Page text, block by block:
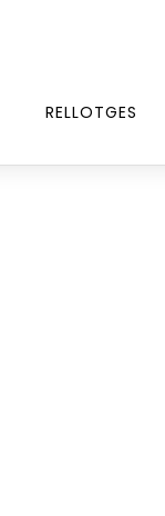
RELLOTGES